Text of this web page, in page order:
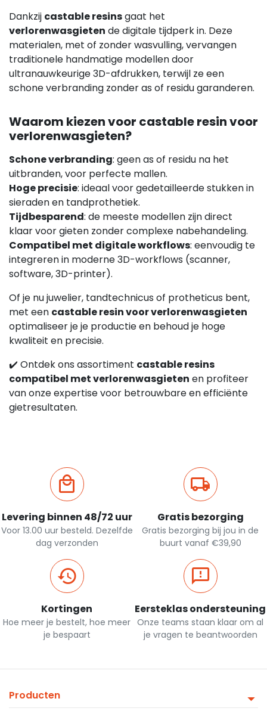
Dankzij castable resinsgaat het
verlorenwasgieten de digitale tijdperk in. Deze
materialen, met of zonder wasvulling, vervangen
traditionele handmatige modellen door
ultranauwkeurige 3D-afdrukken, terwijl ze een
schone verbranding zonder as of residu garanderen.
Waarom kiezen voor castable resin voor
verlorenwasgieten?
Schone verbranding: geen as of residu na het
uitbranden, voor perfecte mallen.
Hoge precisie: ideaal voor gedetailleerde stukken in
sieraden en tandprothetiek.
Tijdbesparend: de meeste modellen zijn direct
klaar voor gieten zonder complexe nabehandeling.
Compatibel met digitale workflows: eenvoudig te
integreren in moderne 3D-workflows (scanner,
software, 3D-printer).
Of je nu juwelier, tandtechnicus of protheticus bent,
met een castable resin voor verlorenwasgieten
optimaliseer je je productie en behoud je hoge
kwaliteit en precisie.
✔️ Ontdek ons assortiment castable resins
compatibel met verlorenwasgieten en profiteer
van onze expertise voor betrouwbare en efficiënte
gietresultaten.
Levering binnen 48/72 uur
Voor 13.00 uur besteld. Dezelfde
dag verzonden
Gratis bezorging
Gratis bezorging bij jou in de
buurt vanaf €39,90
Kortingen
Hoe meer je bestelt, hoe meer
je bespaart
Eersteklas ondersteuning
Onze teams staan klaar om al
je vragen te beantwoorden
Producten